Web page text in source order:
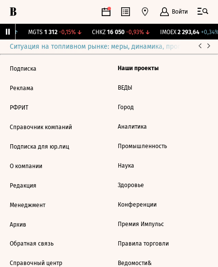
Войти
↑ MGTS 1 312 -0,15%↓ CHKZ 16 050 -0,93%↓ IMOEX 2 293,64 +0,34%
Ситуация на топливном рынке: меры, динамика, прогнозы
Подписка
Реклама
РФРИТ
Справочник компаний
Подписка для юр.лиц
О компании
Редакция
Менеджмент
Архив
Обратная связь
Справочный центр
Наши проекты
ВЕДЫ
Город
Аналитика
Промышленность
Наука
Здоровье
Конференции
Премия Импульс
Правила торговли
Ведомости&